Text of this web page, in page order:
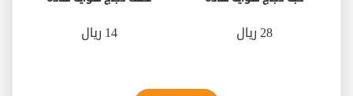
28 ريال 14 ريال